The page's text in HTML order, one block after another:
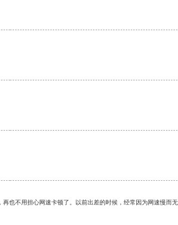
不用担心网速卡顿了。以前出差的时候，经常因为网速慢而